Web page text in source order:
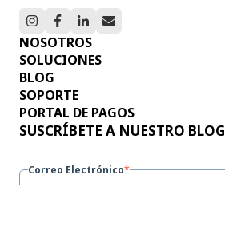
NOSOTROS
SOLUCIONES
BLOG
SOPORTE
PORTAL DE PAGOS
SUSCRÍBETE A NUESTRO BLOG
Correo Electrónico*